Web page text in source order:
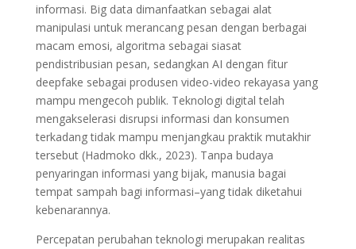
informasi. Big data dimanfaatkan sebagai alat
manipulasi untuk merancang pesan dengan berbagai
macam emosi, algoritma sebagai siasat
pendistribusian pesan, sedangkan AI dengan fitur
deepfake sebagai produsen video-video rekayasa yang
mampu mengecoh publik. Teknologi digital telah
mengakselerasi disrupsi informasi dan konsumen
terkadang tidak mampu menjangkau praktik mutakhir
tersebut (Hadmoko dkk., 2023). Tanpa budaya
penyaringan informasi yang bijak, manusia bagai
tempat sampah bagi informasi–yang tidak diketahui
kebenarannya.
Percepatan perubahan teknologi merupakan realitas